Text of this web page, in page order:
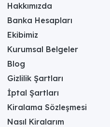
Hakkımızda
Banka Hesapları
Ekibimiz
Kurumsal Belgeler
Blog
Gizlilik Şartları
İptal Şartları
Kiralama Sözleşmesi
Nasıl Kiralarım